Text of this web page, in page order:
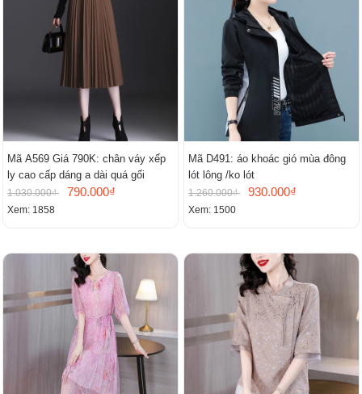
Mã A569 Giá 790K: chân váy xếp
ly cao cấp dáng a dài quá gối
1.030.000₫ 790.000₫
Xem: 1858
Mã D491: áo khoác gió mùa đông
lót lông /ko lót
1.260.000₫ 930.000₫
Xem: 1500